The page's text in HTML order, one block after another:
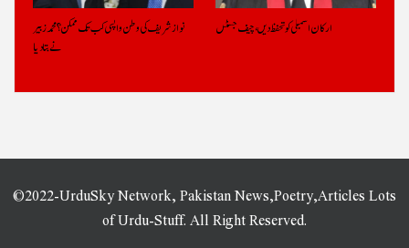
نواز شریف کی وطن واپسی کب تک ممکن؟ محمد زبیر
نے بتادیا
ارکان اسمبلی کو تحفظ دیں، چیف جسٹس
©2022-UrduSky Network, Pakistan News,Poetry,Articles Lots
of Urdu-Stuff. All Right Reserved.